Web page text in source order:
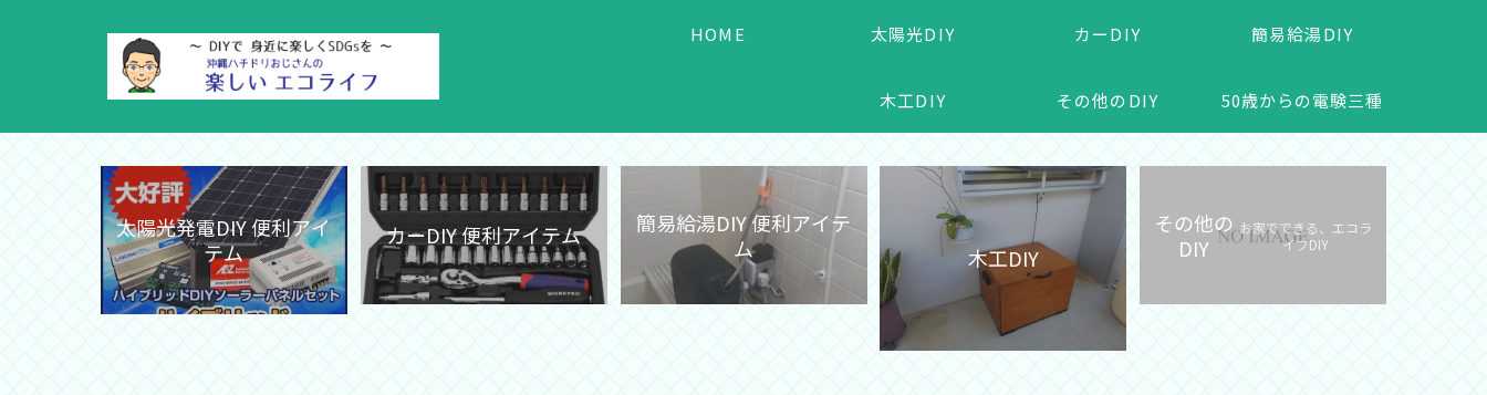
HOME 太陽光DIY カーDIY 簡易給湯DIY
木工DIY その他のDIY 50歳からの電験三種
太陽光発電DIY 便利アイ
テム
カーDIY 便利アイテム
簡易給湯DIY 便利アイテ
ム
木工DIY
その他の
DIY
お家でできる、エコラ
イフDIY